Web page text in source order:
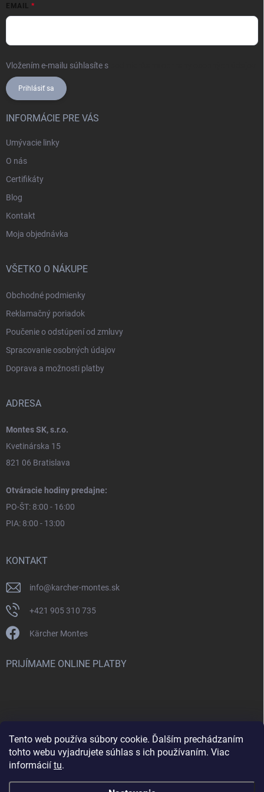
Tento web používa súbory cookie. Ďalším prechádzaním
tohto webu vyjadrujete súhlas s ich používaním. Viac
informácií tu.
EMAIL
Vložením e-mailu súhlasíte s
Prihlásiť sa
INFORMÁCIE PRE VÁS
Umývacie linky
O nás
Certifikáty
Blog
Kontakt
Moja objednávka
VŠETKO O NÁKUPE
Obchodné podmienky
Reklamačný poriadok
Poučenie o odstúpení od zmluvy
Spracovanie osobných údajov
Doprava a možnosti platby
ADRESA
Montes SK, s.r.o.
Kvetinárska 15
821 06 Bratislava
Otváracie hodiny predajne:
PO-ŠT: 8:00 - 16:00
PIA: 8:00 - 13:00
KONTAKT
info@karcher-montes.sk
+421 905 310 735
Kärcher Montes
PRIJÍMAME ONLINE PLATBY
Nenašli ste čo ste hľadali? Máte záujem o inú značku? Skúste
navštíviť aj našu stránku Montclean.sk